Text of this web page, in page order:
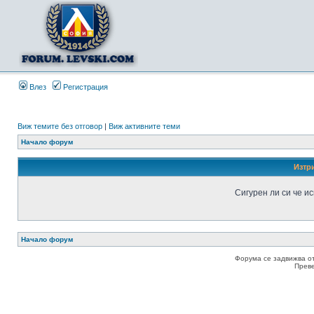
Влез Регистрация
Виж темите без отговор | Виж активните теми
Начало форум
Сигурен ли си че
Начало форум
Форума се задвижва